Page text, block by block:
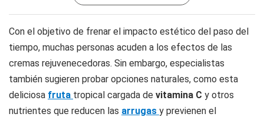
Con el objetivo de frenar el impacto estético del paso del
tiempo, muchas personas acuden a los efectos de las
cremas rejuvenecedoras. Sin embargo, especialistas
también sugieren probar opciones naturales, como esta
deliciosa fruta tropical cargada de vitamina C y otros
nutrientes que reducen las arrugas y previenen el